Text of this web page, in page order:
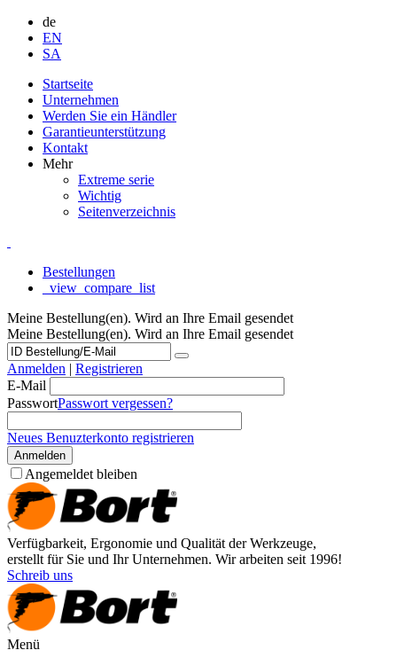
de
EN
SA
Startseite
Unternehmen
Werden Sie ein Händler
Garantieunterstützung
Kontakt
Mehr
Extreme serie
Wichtig
Seitenverzeichnis
Bestellungen
_view_compare_list
Meine Bestellung(en). Wird an Ihre Email gesendet
Meine Bestellung(en). Wird an Ihre Email gesendet
Anmelden | Registrieren
E-Mail
PasswortPasswort vergessen?
Neues Benuzterkonto registrieren
Anmelden
Angemeldet bleiben
Verfügbarkeit, Ergonomie und Qualität der Werkzeuge,
erstellt für Sie und Ihr Unternehmen. Wir arbeiten seit 1996!
Schreib uns
Menü